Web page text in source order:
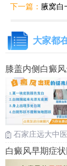
下一篇： 腋窝白
大家都
膝盖内侧白癜
石家庄远大中
白癜风早期症